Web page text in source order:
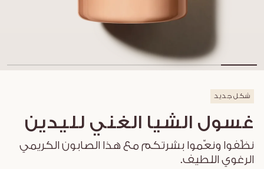
شكل جديد
غسول الشيا الغني لليدين
نظّفوا ونعّموا بشرتكم مع هذا الصابون الكريمي
الرغوي اللطيف.